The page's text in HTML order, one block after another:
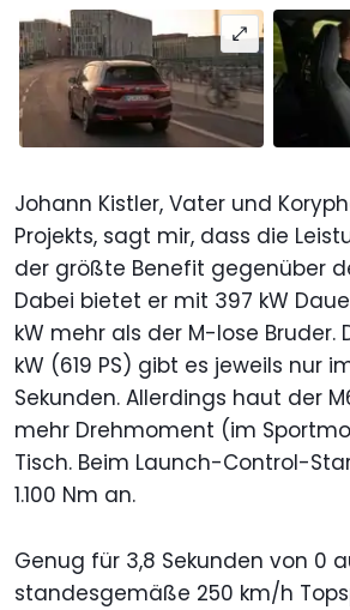
Johann Kistler, Vater und
Projekts, sagt mir, dass die
der größte Benefit gegenüber
Dabei bietet er mit 397 kW
kW mehr als der M-lose Bruder.
kW (619 PS) gibt es jeweils nur
Sekunden. Allerdings haut der
mehr Drehmoment (im
Tisch. Beim Launch-Control-
1.100 Nm an.
Genug für 3,8 Sekunden von 0
standesgemäße 250 km/h